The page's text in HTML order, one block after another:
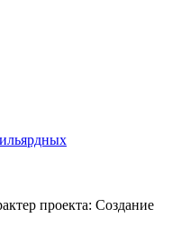
проекта: Создание